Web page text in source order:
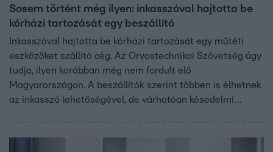
Sosem történt még ilyen: inkasszóval hajtotta be
kórházi tartozását egy beszállító
Inkasszóval hajtotta be kórházi tartozását egy műtéti
eszközöket szállító cég. Az Orvostechnikai Szövetség úgy
tudja, ilyen korábban még nem fordult elő
Magyarországon. A beszállítók szerint többen is élhetnek
az inkasszó lehetőségével, de várhatóan késedelmi